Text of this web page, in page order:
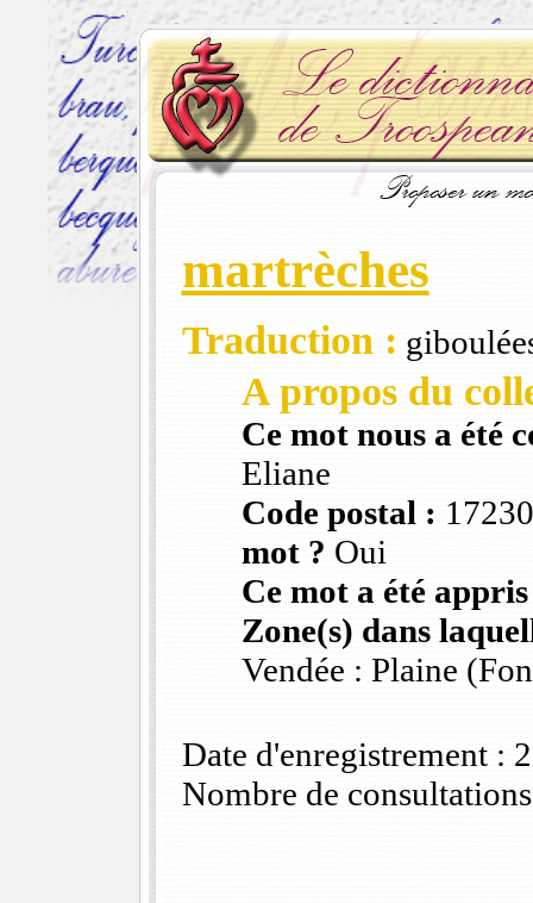
martrèches
Traduction :
A propos du
Ce mot nous a été
Eliane
Code postal :
mot ? Oui
Ce mot a été
Zone(s) dans
Vendée : Plaine
Date d'enregistrement :
Nombre de